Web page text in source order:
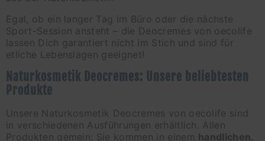
Egal, ob ein langer Tag im Büro oder die nächste
Sport-Session ansteht – die Deocremes von oecolife
lassen Dich garantiert nicht im Stich und sind für
etliche Lebenslagen geeignet!
Naturkosmetik Deocremes: Unsere beliebtesten
Produkte
Unsere Naturkosmetik Deocremes von oecolife sind
in verschiedenen Ausführungen erhältlich. Allen
Produkten gemein: Sie kommen in einem handlichen,